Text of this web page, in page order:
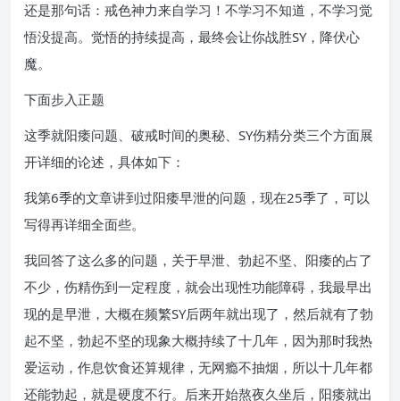
还是那句话：戒色神力来自学习！不学习不知道，不学习觉
悟没提高。觉悟的持续提高，最终会让你战胜SY，降伏心
魔。
下面步入正题
这季就阳痿问题、破戒时间的奥秘、SY伤精分类三个方面展
开详细的论述，具体如下：
我第6季的文章讲到过阳痿早泄的问题，现在25季了，可以
写得再详细全面些。
我回答了这么多的问题，关于早泄、勃起不坚、阳痿的占了
不少，伤精伤到一定程度，就会出现性功能障碍，我最早出
现的是早泄，大概在频繁SY后两年就出现了，然后就有了勃
起不坚，勃起不坚的现象大概持续了十几年，因为那时我热
爱运动，作息饮食还算规律，无网瘾不抽烟，所以十几年都
还能勃起，就是硬度不行。后来开始熬夜久坐后，阳痿就出